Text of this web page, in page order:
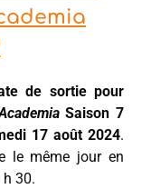
de sortie pour
Saison 7
17 août 2024.
le même jour en
h 30.